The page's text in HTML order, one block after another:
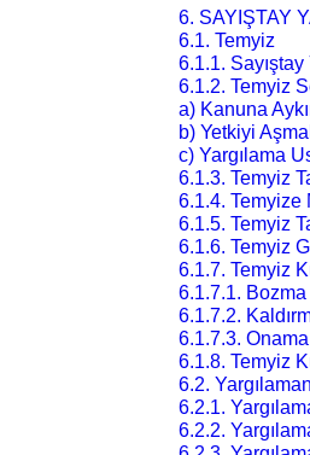
6. SAYIŞTAY
6.1. Temyiz
6.1.1. Sayıştay
6.1.2. Temyiz
a) Kanuna
b) Yetkiyi
c) Yargılama
6.1.3. Temyiz
6.1.4. Temyize
6.1.5. Temyiz
6.1.6. Temyiz
6.1.7. Temyiz
6.1.7.1. Bozma
6.1.7.2.
6.1.7.3.
6.1.8. Temyiz
6.2.
6.2.1.
6.2.2.